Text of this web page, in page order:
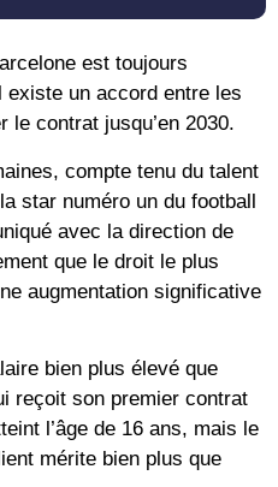
est toujours
existe un accord entre les
le contrat jusqu’en 2030.
compte tenu du talent
star numéro un du football
avec la direction de
que le droit le plus
augmentation significative
bien plus élevé que
reçoit son premier contrat
l’âge de 16 ans, mais le
mérite bien plus que